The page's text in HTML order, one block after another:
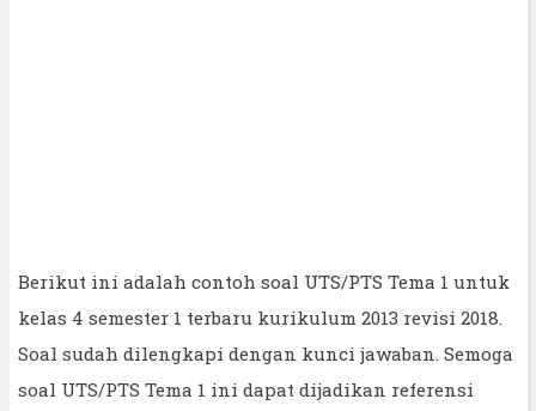
Berikut ini adalah contoh soal UTS/PTS Tema 1 untuk
kelas 4 semester 1 terbaru kurikulum 2013 revisi 2018.
Soal sudah dilengkapi dengan kunci jawaban. Semoga
soal UTS/PTS Tema 1 ini dapat dijadikan referensi